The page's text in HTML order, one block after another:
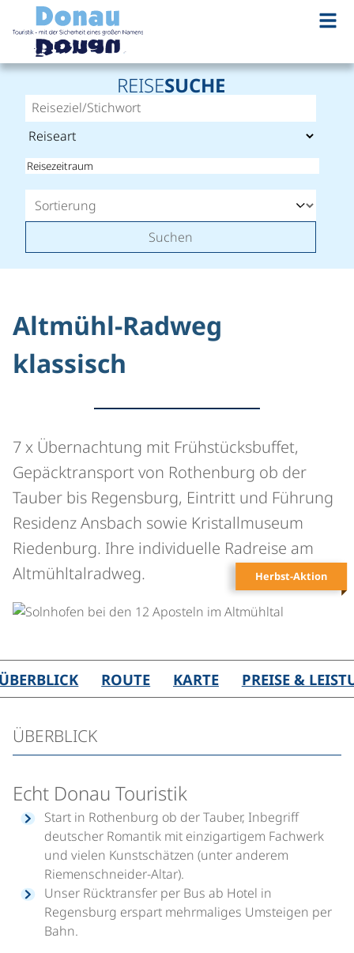
REISESUCHE
Suchen
Altmühl-Radweg
klassisch
7 x Übernachtung mit Frühstücksbuffet,
Gepäcktransport von Rothenburg ob der
Tauber bis Regensburg, Eintritt und Führung
Residenz Ansbach sowie Kristallmuseum
Riedenburg. Ihre individuelle Radreise am
Altmühltalradweg.
Herbst-Aktion
ROUTE KARTE PREISE &
ÜBERBLICK
Echt Donau Touristik
Start in Rothenburg ob der Tauber, Inbegriff
deutscher Romantik mit einzigartigem Fachwerk
und vielen Kunstschätzen (unter anderem
Riemenschneider-Altar).
Unser Rücktransfer per Bus ab Hotel in
Regensburg erspart mehrmaliges Umsteigen per
Bahn.